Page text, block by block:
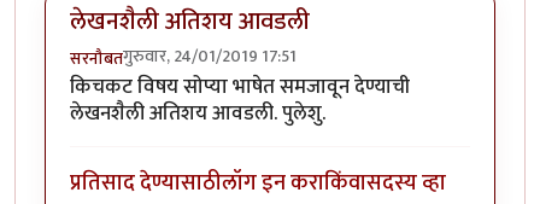
लेखनशैली अतिशय आवडली
सरनौबतगुरुवार, 24/01/2019 17:51
किचकट विषय सोप्या भाषेत समजावून देण्याची
लेखनशैली अतिशय आवडली. पुलेशु.
प्रतिसाद देण्यासाठीलॉग इन कराकिंवासदस्य व्हा